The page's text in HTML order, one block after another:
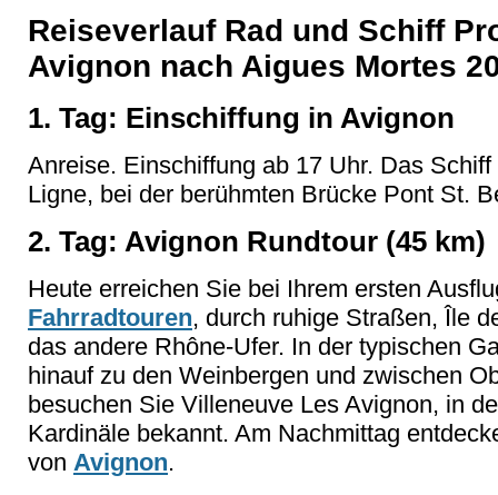
Reiseverlauf Rad und Schiff
Avignon nach Aigues Mortes
1. Tag: Einschiffung in Avignon
Anreise. Einschiffung ab 17 Uhr. Das
Ligne, bei der berühmten Brücke Pont St.
2. Tag: Avignon Rundtour (45 km)
Heute erreichen Sie bei Ihrem ersten
Fahrradtouren, durch ruhige Straßen, Île
das andere Rhône-Ufer. In der typischen
hinauf zu den Weinbergen und zwischen
besuchen Sie Villeneuve Les Avignon, in
Kardinäle bekannt. Am Nachmittag
von Avignon.